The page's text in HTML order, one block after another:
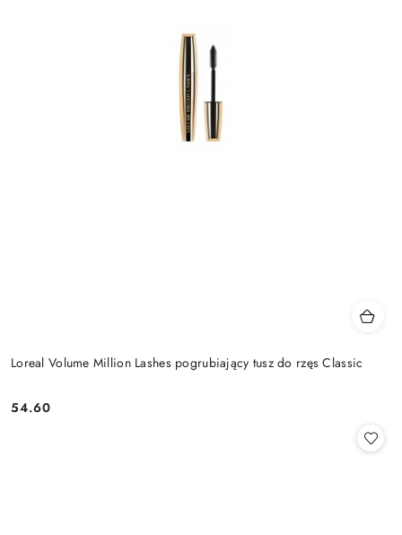
Loreal Volume Million Lashes pogrubiający tusz do rzęs Classic
Cena:
54.60